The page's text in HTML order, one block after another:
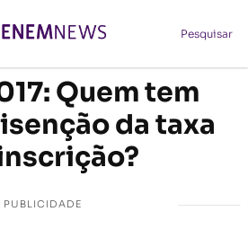
Pesquisar
Quem tem
da taxa